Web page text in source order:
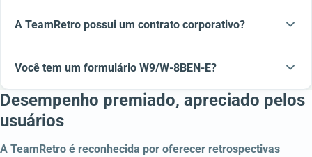
A TeamRetro possui um contrato corporativo?
Você tem um formulário W9/W-8BEN-E?
Desempenho premiado, apreciado pelos
usuários
A TeamRetro é reconhecida por oferecer retrospectivas